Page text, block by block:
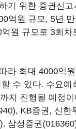
기 위한 증권신
억원 규모, 5년
원 규모로 3회차
라 최대 4000억
수 있다. 수요예
지 진행될 예정
, KB증권, 신한
, 삼성증권